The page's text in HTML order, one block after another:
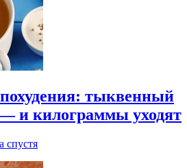
тыквенный
и килограммы уходят
спустя